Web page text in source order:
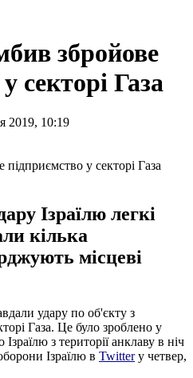
збройове
секторі Газа
2019, 10:19
Ізраїлю легкі
кілька
місцеві
удару по об'єкту з
Газа. Це було зроблено у
з території анклаву в ніч
Ізраїлю в Twitterу четвер,